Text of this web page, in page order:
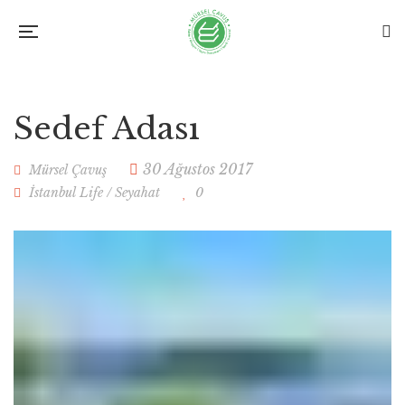
Sedef Adası
Mürsel Çavuş 30 Ağustos 2017
İstanbul Life /Seyahat 0